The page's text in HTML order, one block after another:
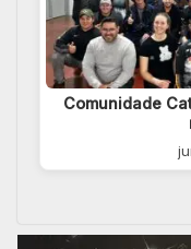
Comunidade